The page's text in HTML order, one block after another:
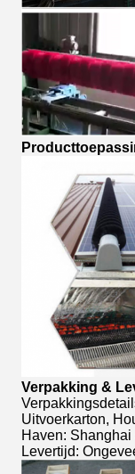
Verpakking &
Uitvoerkarton,
Haven:
Levertijd: